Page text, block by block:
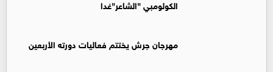
الكولومبي "الشاعر"غدا
مهرجان جرش يختتم فعاليات دورته الأربعين